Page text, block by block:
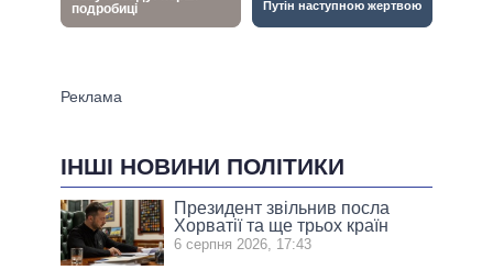
ІНШІ НОВИНИ ПОЛІТИКИ
Президент звільнив посла
Хорватії та ще трьох країн
6 серпня 2026, 17:43